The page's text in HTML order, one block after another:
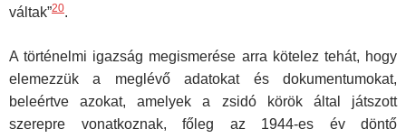
váltak”20.
A történelmi igazság megismerése arra kötelez tehát, hogy
elemezzük a meglévő adatokat és dokumentumokat,
beleértve azokat, amelyek a zsidó körök által játszott
szerepre vonatkoznak, főleg az 1944-es év döntő